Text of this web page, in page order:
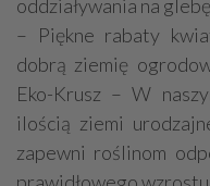
oddziaływania na
– Piękne rabaty
dobrą ziemię
Eko-Krusz – W
ilością ziemi
zapewni roślinom